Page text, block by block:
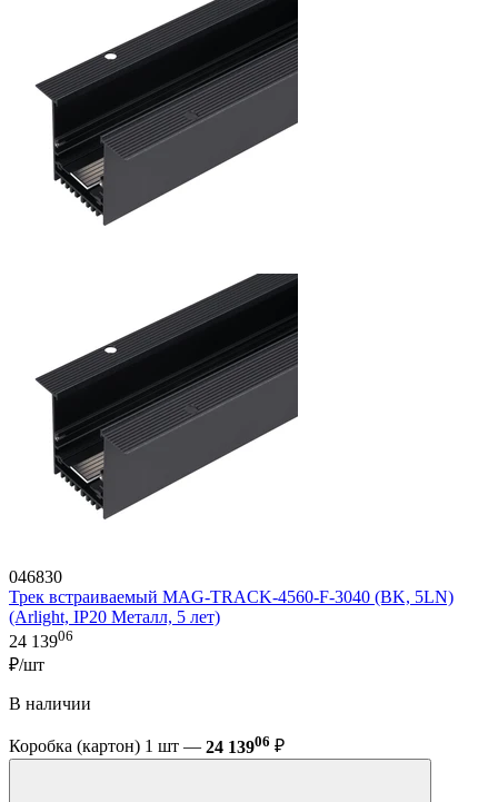
046830
Трек встраиваемый MAG-TRACK-4560-F-3040 (BK, 5LN)
(Arlight, IP20 Металл, 5 лет)
24 13906
₽/шт
В наличии
Коробка (картон) 1 шт — 24 13906 ₽